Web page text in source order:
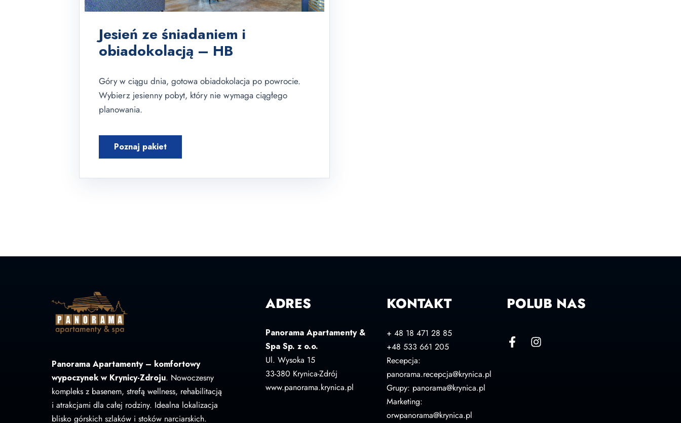
Jesień ze śniadaniem i
obiadokolacją – HB
Góry w ciągu dnia, gotowa obiadokolacja po powrocie.
Wybierz jesienny pobyt, który nie wymaga ciągłego
planowania.
Poznaj pakiet
Panorama Apartamenty – komfortowy
wypoczynek w Krynicy-Zdroju. Nowoczesny
kompleks z basenem, strefą wellness, rehabilitacją
i atrakcjami dla całej rodziny. Idealna lokalizacja
blisko górskich szlaków i stoków narciarskich.
ADRES
Panorama Apartamenty &
Spa Sp. z o.o.
Ul. Wysoka 15
33-380 Krynica-Zdrój
www.panorama.krynica.pl
KONTAKT
+ 48 18 471 28 85
+48 533 661 205
Recepcja:
panorama.recepcja@krynica.pl
Grupy: panorama@krynica.pl
Marketing:
orwpanorama@krynica.pl
POLUB NAS